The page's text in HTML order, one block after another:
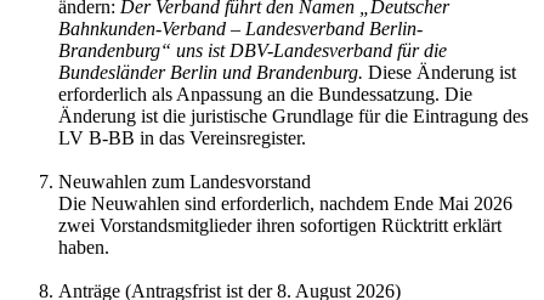
ändern: Der Verband führt den Namen „Deutscher
Bahnkunden-Verband – Landesverband Berlin-
Brandenburg“ uns ist DBV-Landesverband für die
Bundesländer Berlin und Brandenburg. Diese Änderung ist
erforderlich als Anpassung an die Bundessatzung. Die
Änderung ist die juristische Grundlage für die Eintragung des
LV B-BB in das Vereinsregister.
Neuwahlen zum Landesvorstand
Die Neuwahlen sind erforderlich, nachdem Ende Mai 2026
zwei Vorstandsmitglieder ihren sofortigen Rücktritt erklärt
haben.
Anträge (Antragsfrist ist der 8. August 2026)